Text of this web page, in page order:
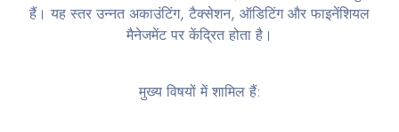
हैं। यह स्तर उन्नत अकाउंटिंग, टैक्सेशन, ऑडिटिंग और फाइनेंशियल
मैनेजमेंट पर केंद्रित होता है।
मुख्य विषयों में शामिल हैं: